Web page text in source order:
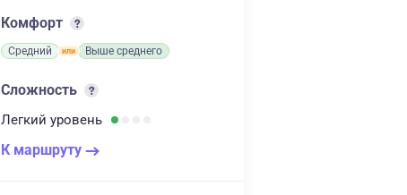
Комфорт
Средний Выше среднего
Сложность
Легкий уровень
К маршруту